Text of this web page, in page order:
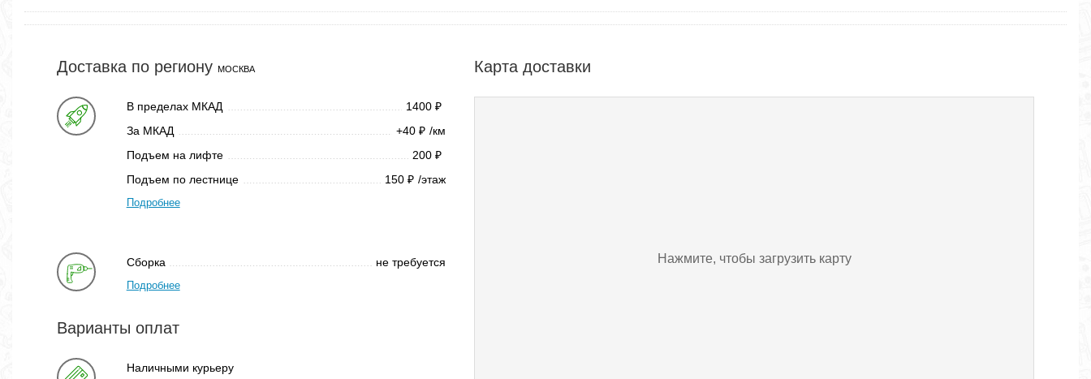
Доставка по региону МОСКВА
В пределах МКАД 1400 ₽
За МКАД +40 ₽ /км
Подъем на лифте
200 ₽
Подъем по лестнице 150 ₽ /этаж
Подробнее
Сборка не требуется
Подробнее
Варианты оплат
Наличными курьеру
Карта доставки
Нажмите, чтобы загрузить карту